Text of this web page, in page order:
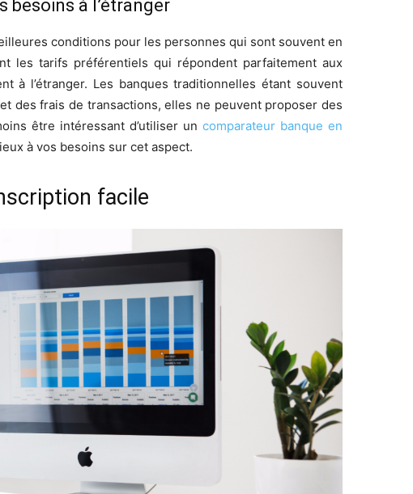
besoins à l’étranger
conditions pour les personnes qui sont souvent en
les tarifs préférentiels qui répondent parfaitement aux
à l’étranger. Les banques traditionnelles étant souvent
des frais de transactions, elles ne peuvent proposer des
être intéressant d’utiliser un comparateur banque en
à vos besoins sur cet aspect.
facile